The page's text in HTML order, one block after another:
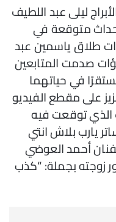
خبيرة الأبراج ليلى عبد اللطيف
متوقعة في
طلاق ياسمين عبد
صدمت المتابعين
في حياتهما
على مقطع الفيديو
الذي توقعت فيه
يارب بلاش انتي
أحمد العوضي
زوجته بجملة: “كذب